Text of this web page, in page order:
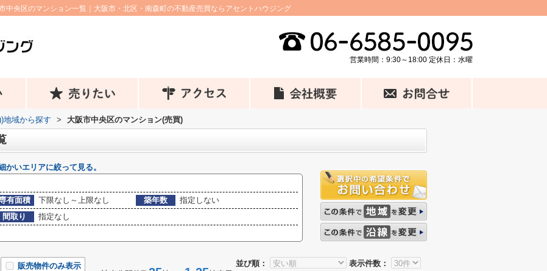
中央区のマンション一覧｜大阪市・北区・南森町の不動産売買ならアセントハウジング
営業時間：9:30～18:00 定休日：水曜
地域から探す > 大阪市中央区のマンション(売買)
かいエリアに絞って見る。
有面積 下限なし～上限なし 築年数
指定しない
間取り
指定なし
並び順： 表示件数：
販売物件のみ表示